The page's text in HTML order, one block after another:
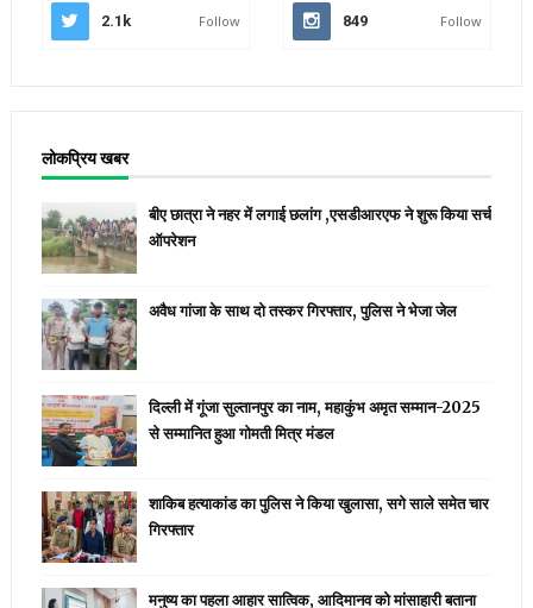
2.1k Follow 849 Follow
लोकप्रिय खबर
बीए छात्रा ने नहर में लगाई छलांग ,एसडीआरएफ ने शुरू किया सर्च
ऑपरेशन
अवैध गांजा के साथ दो तस्कर गिरफ्तार, पुलिस ने भेजा जेल
दिल्ली में गूंजा सुल्तानपुर का नाम, महाकुंभ अमृत सम्मान-2025
से सम्मानित हुआ गोमती मित्र मंडल
शाकिब हत्याकांड का पुलिस ने किया खुलासा, सगे साले समेत चार
गिरफ्तार
मनुष्य का पहला आहार सात्विक, आदिमानव को मांसाहारी बताना